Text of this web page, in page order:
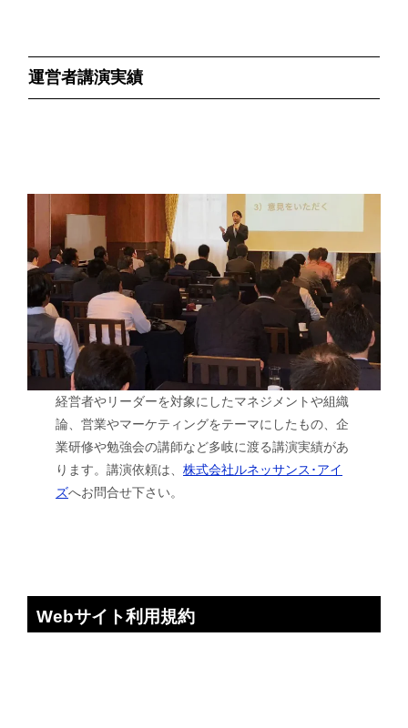
運営者講演実績
経営者やリーダーを対象にしたマネジメントや組織
論、営業やマーケティングをテーマにしたもの、企
業研修や勉強会の講師など多岐に渡る講演実績があ
ります。講演依頼は、株式会社ルネッサンス･アイ
ズへお問合せ下さい。
Webサイト利用規約